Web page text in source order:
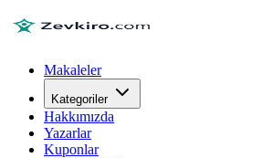
Makaleler
Kategoriler
Hakkımızda
Yazarlar
Kuponlar